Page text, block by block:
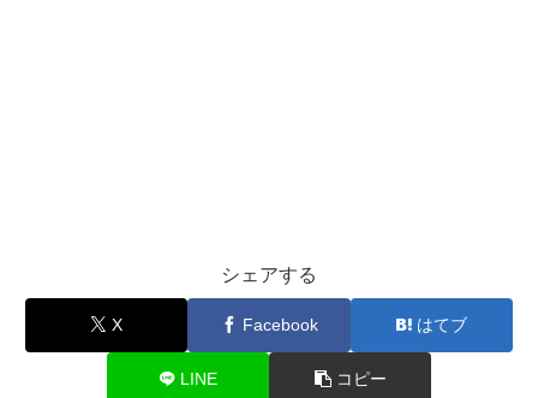
シェアする
X Facebook はてブ
LINE コピー